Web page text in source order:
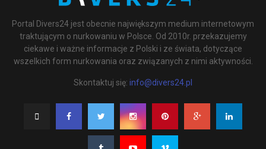
Portal Divers24 jest obecnie największym medium internetowym
traktującym o nurkowaniu w Polsce. Od 2010r. przekazujemy
ciekawe i ważne informacje z Polski i ze świata, dotyczące
wszelkich form nurkowania oraz związanych z nimi aktywności.
Skontaktuj się: info@divers24.pl